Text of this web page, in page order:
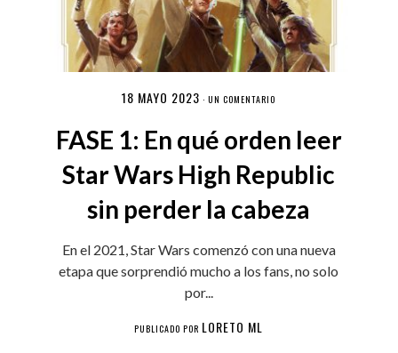
18 MAYO 2023 ·UN COMENTARIO
FASE 1: En qué orden leer
Star Wars High Republic
sin perder la cabeza
En el 2021, Star Wars comenzó con una nueva
etapa que sorprendió mucho a los fans, no solo
por...
PUBLICADO POR LORETO ML